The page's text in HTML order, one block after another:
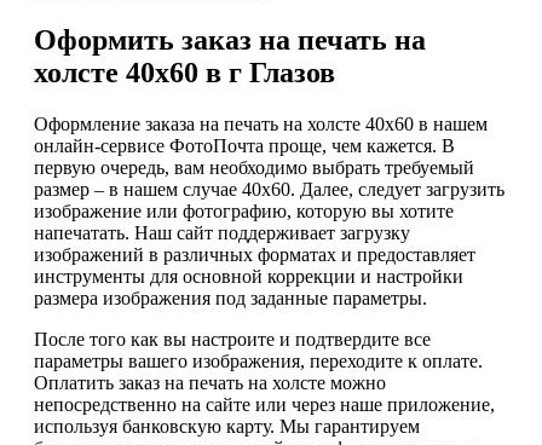
Оформить заказ на печать на
холсте 40х60 в г Глазов
Оформление заказа на печать на холсте 40х60 в нашем
онлайн-сервисе ФотоПочта проще, чем кажется. В
первую очередь, вам необходимо выбрать требуемый
размер – в нашем случае 40х60. Далее, следует загрузить
изображение или фотографию, которую вы хотите
напечатать. Наш сайт поддерживает загрузку
изображений в различных форматах и предоставляет
инструменты для основной коррекции и настройки
размера изображения под заданные параметры.
После того как вы настроите и подтвердите все
параметры вашего изображения, переходите к оплате.
Оплатить заказ на печать на холсте можно
непосредственно на сайте или через наше приложение,
используя банковскую карту. Мы гарантируем